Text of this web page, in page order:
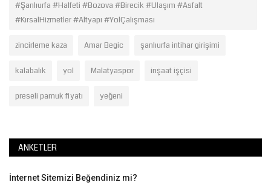
#Şanlıurfa #Halfeti #Bozova #Birecik #Ulaşım #Asfalt
#KırsalHizmetler #Altyapı #YolÇalışması
zincirleme kaza Amar Begic şanlıurfa intihar girişimi
kalabalık yol Malatyaspor inşaat işçisi
preseli pamuk fiyatı yeğeni
ANKETLER
İnternet Sitemizi Beğendiniz mi?